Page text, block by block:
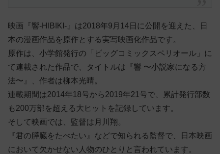
映画『響-HIBIKI-』は2018年9月14日に公開を迎えた、日
本の漫画作品を原作とする実写映画化作品です。
原作は、小学館発行の「ビッグコミックスペリオール」に
て連載された作品で、タイトルは『響 〜小説家になる方
法〜』、作者は柳本光晴。
連載期間は2014年18号から2019年21号で、累計発行部数
も200万部を超える大ヒットを記録しています。
そして映画では、監督は月川翔。
『君の膵臓をたべたい』などで知られる監督で、日本映画
において欠かせない人物のひとりと言われています。